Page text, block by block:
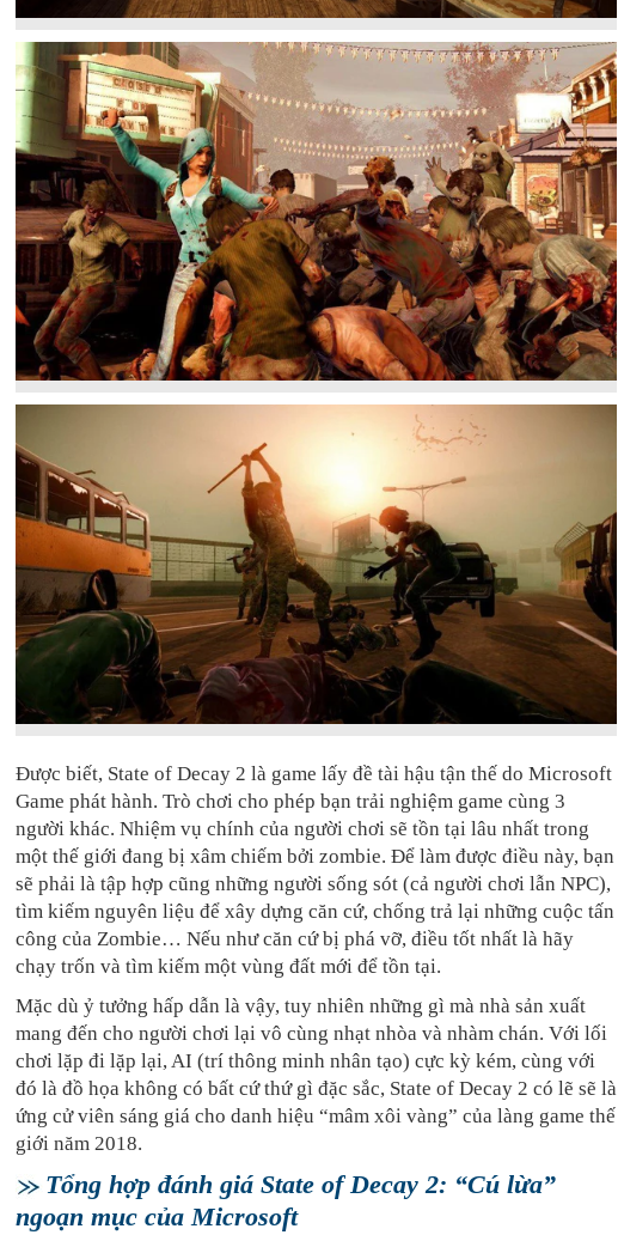
Được biết, State of Decay 2 là game lấy đề tài hậu tận thế do Microsoft
Game phát hành. Trò chơi cho phép bạn trải nghiệm game cùng 3
người khác. Nhiệm vụ chính của người chơi sẽ tồn tại lâu nhất trong
một thế giới đang bị xâm chiếm bởi zombie. Để làm được điều này, bạn
sẽ phải là tập hợp cũng những người sống sót (cả người chơi lẫn NPC),
tìm kiếm nguyên liệu để xây dựng căn cứ, chống trả lại những cuộc tấn
công của Zombie… Nếu như căn cứ bị phá vỡ, điều tốt nhất là hãy
chạy trốn và tìm kiếm một vùng đất mới để tồn tại.
Mặc dù ỷ tưởng hấp dẫn là vậy, tuy nhiên những gì mà nhà sản xuất
mang đến cho người chơi lại vô cùng nhạt nhòa và nhàm chán. Với lối
chơi lặp đi lặp lại, AI (trí thông minh nhân tạo) cực kỳ kém, cùng với
đó là đồ họa không có bất cứ thứ gì đặc sắc, State of Decay 2 có lẽ sẽ là
ứng cử viên sáng giá cho danh hiệu “mâm xôi vàng” của làng game thế
giới năm 2018.
Tổng hợp đánh giá State of Decay 2: “Cú lừa”
ngoạn mục của Microsoft